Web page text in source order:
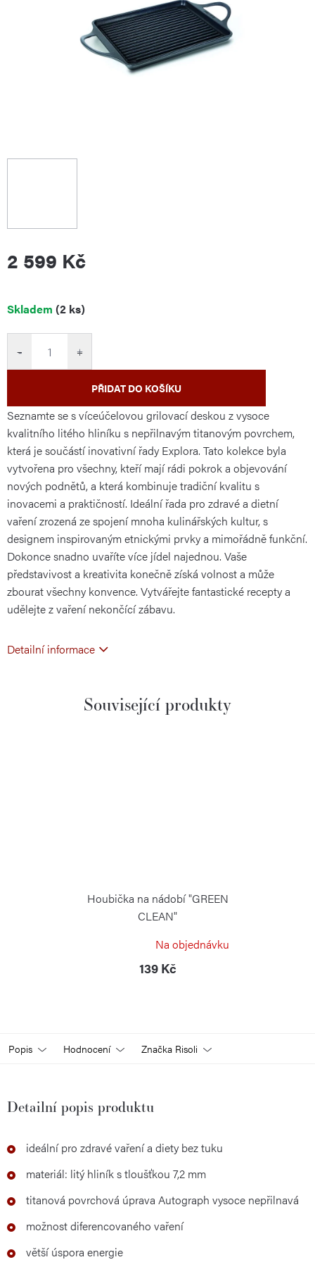
2 599 Kč
Měrná
Skladem (2 ks)
+
−
PŘIDAT DO KOŠÍKU
Seznamte se s víceúčelovou grilovací deskou z vysoce
kvalitního litého hliníku s nepřilnavým titanovým povrchem,
která je součástí inovativní řady Explora. Tato kolekce byla
vytvořena pro všechny, kteří mají rádi pokrok a objevování
nových podnětů, a která kombinuje tradiční kvalitu s
inovacemi a praktičností. Ideální řada pro zdravé a dietní
vaření zrozená ze spojení mnoha kulinářských kultur, s
designem inspirovaným etnickými prvky a mimořádně funkční.
Dokonce snadno uvaříte více jídel najednou. Vaše
představivost a kreativita konečně získá volnost a může
zbourat všechny konvence. Vytvářejte fantastické recepty a
udělejte z vaření nekončící zábavu.
Detailní informace
Související produkty
Houbička na nádobí "GREEN
CLEAN"
Na objednávku
139 Kč
Popis Hodnocení Značka Risoli
Detailní popis produktu
ideální pro zdravé vaření a diety bez tuku
materiál: litý hliník s tloušťkou 7,2 mm
titanová povrchová úprava Autograph vysoce nepřilnavá
možnost diferencovaného vaření
větší úspora energie